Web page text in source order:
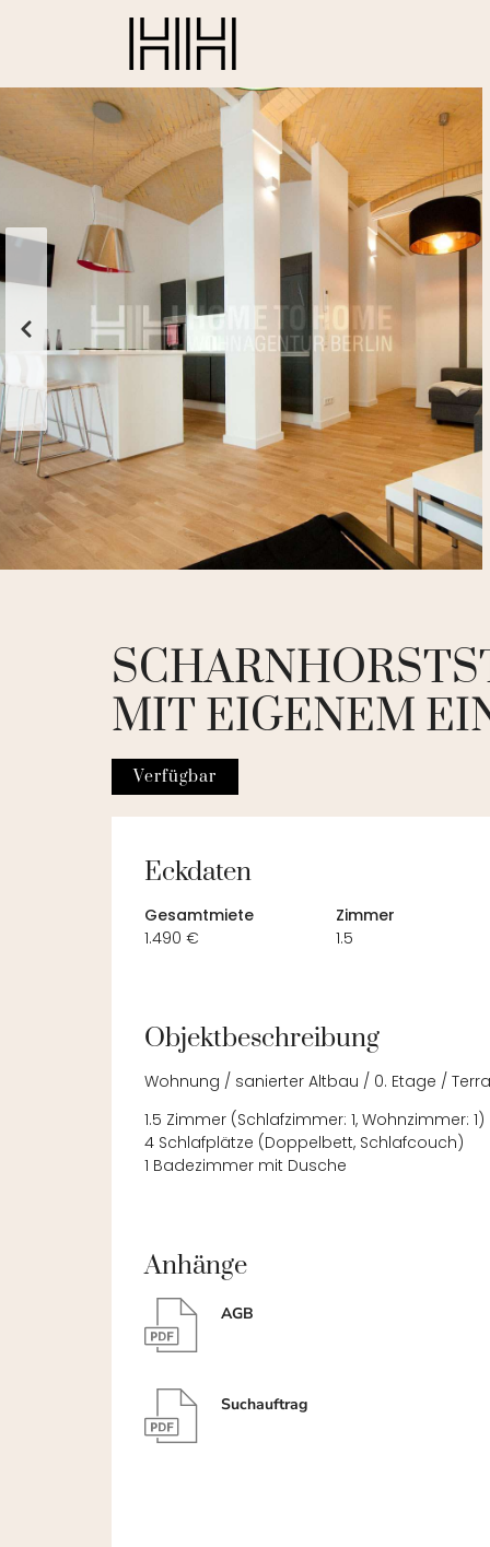
MIT EIGENEM
Verfügbar
Eckdaten
Gesamtmiete
1.490 €
Zimmer
1.5
Objektbeschreibung
Wohnung / sanierter Altbau / 0. Etage /
1.5 Zimmer (Schlafzimmer: 1, Wohnzimmer: 1)
4 Schlafplätze (Doppelbett, Schlafcouch)
1 Badezimmer mit Dusche
Anhänge
AGB
Suchauftrag